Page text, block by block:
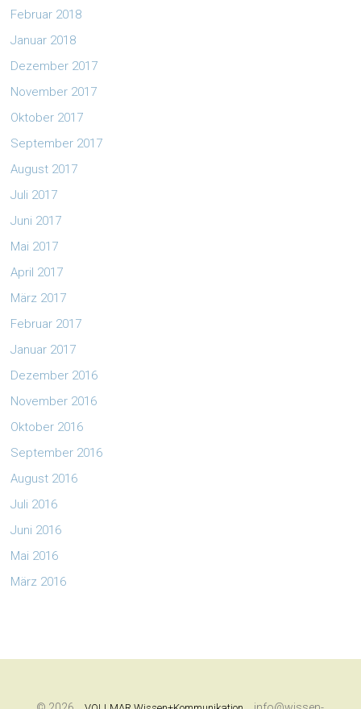
Februar 2018
Januar 2018
Dezember 2017
November 2017
Oktober 2017
September 2017
August 2017
Juli 2017
Juni 2017
Mai 2017
April 2017
März 2017
Februar 2017
Januar 2017
Dezember 2016
November 2016
Oktober 2016
September 2016
August 2016
Juli 2016
Juni 2016
Mai 2016
März 2016